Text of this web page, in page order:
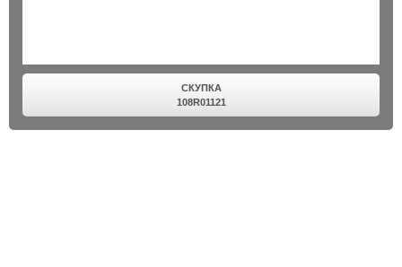
СКУПКА
108R01121